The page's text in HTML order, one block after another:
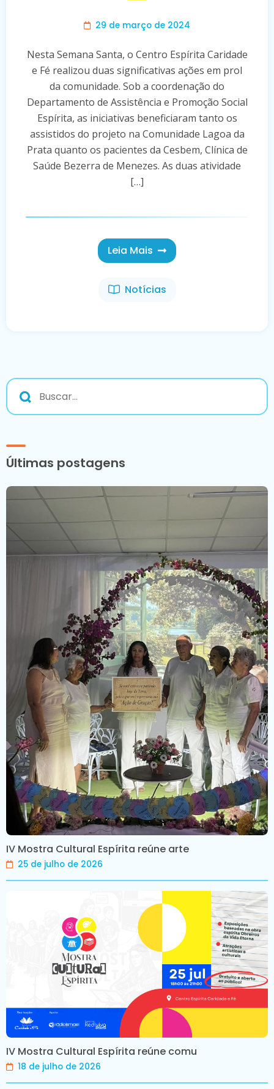
29 de março de 2024
Nesta Semana Santa, o Centro Espírita Caridade
e Fé realizou duas significativas ações em prol
da comunidade. Sob a coordenação do
Departamento de Assistência e Promoção Social
Espírita, as iniciativas beneficiaram tanto os
assistidos do projeto na Comunidade Lagoa da
Prata quanto os pacientes da Cesbem, Clínica de
Saúde Bezerra de Menezes. As duas atividade
[…]
Leia Mais
Notícias
Últimas postagens
IV Mostra Cultural Espírita reúne arte
25 de julho de 2026
IV Mostra Cultural Espírita reúne comu
18 de julho de 2026